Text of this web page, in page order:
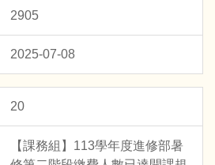
2905
2025-07-08
20
【課務組】113學年度進修部暑